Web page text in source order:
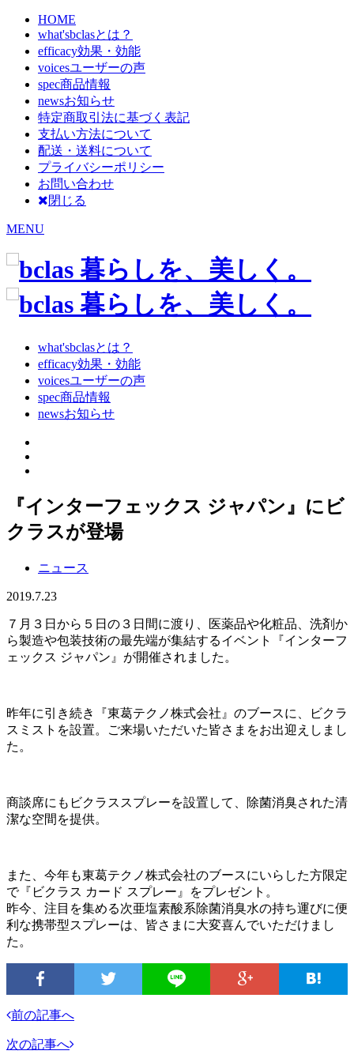
HOME
what'sbclasとは？
efficacy効果・効能
voicesユーザーの声
spec商品情報
newsお知らせ
特定商取引法に基づく表記
支払い方法について
配送・送料について
プライバシーポリシー
お問い合わせ
閉じる
MENU
what'sbclasとは？
efficacy効果・効能
voicesユーザーの声
spec商品情報
newsお知らせ
『インターフェックス ジャパン』にビ
クラスが登場
ニュース
2019.7.23
７月３日から５日の３日間に渡り、医薬品や化粧品、洗剤か
ら製造や包装技術の最先端が集結するイベント『インターフ
ェックス ジャパン』が開催されました。
昨年に引き続き『東葛テクノ株式会社』のブースに、ビクラ
スミストを設置。ご来場いただいた皆さまをお出迎えしまし
た。
商談席にもビクラススプレーを設置して、除菌消臭された清
潔な空間を提供。
また、今年も東葛テクノ株式会社のブースにいらした方限定
で『ビクラス カード スプレー』をプレゼント。
昨今、注目を集める次亜塩素酸系除菌消臭水の持ち運びに便
利な携帯型スプレーは、皆さまに大変喜んでいただけまし
た。
前の記事へ
次の記事へ